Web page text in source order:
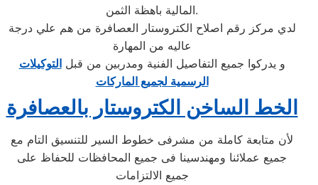
المالية باهظة الثمن.
لدي مركز رقم اصلاح الكتروستار العصافرة من هم علي درجة
عاليه من المهارة
و يدركوا جميع التفاصيل الفنية ومدربين من قبلالتوكيلات
الرسمية لجميع الماركات
الخط الساخن الكتروستار بالعصافرة
لأن متابعة كاملة من مشرفى خطوط السير للتنسيق التام مع
جميع عملائنا ومهندسينا فى جميع المحافظات للحفاظ على
جميع الالتزامات